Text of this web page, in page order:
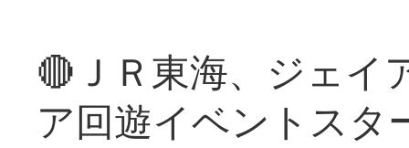
🔴ＪＲ東海、ジェイ
ア回遊イベントスタ